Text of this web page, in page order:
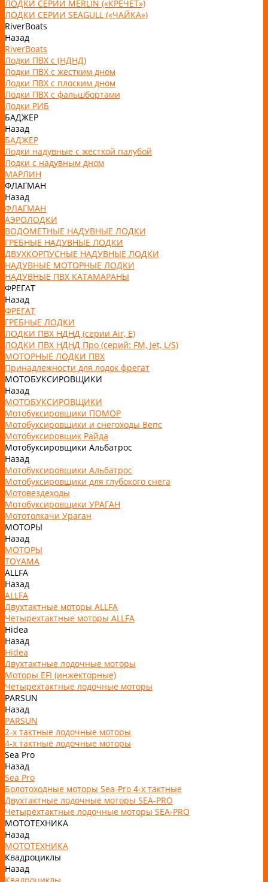
ЛОДКИ СЕРИИ MERLIN («КРЕЧЕТ»)
ЛОДКИ СЕРИИ SEAGULL («ЧАЙКА»)
RiverBoats
Назад
RiverBoats
Лодки ПВХ с (НДНД)
Лодки ПВХ с жестким дном
Лодки ПВХ с плоским дном
Лодки ПВХ с фальшбортами
Лодки РИБ
БАДЖЕР
Назад
БАДЖЕР
Лодки надувные с жесткой палубой
Лодки с надувным дном
МАРЛИН
ФЛАГМАН
Назад
ФЛАГМАН
АЭРОЛОДКИ
ВОДОМЕТНЫЕ НАДУВНЫЕ ЛОДКИ
ГРЕБНЫЕ НАДУВНЫЕ ЛОДКИ
ДВУХКОРПУСНЫЕ НАДУВНЫЕ ЛОДКИ
НАДУВНЫЕ МОТОРНЫЕ ЛОДКИ
НАДУВНЫЕ ПВХ КАТАМАРАНЫ
ФРЕГАТ
Назад
ФРЕГАТ
ГРЕБНЫЕ ЛОДКИ
ЛОДКИ ПВХ НДНД (серии Air, Е)
ЛОДКИ ПВХ НДНД Про (серий: FM, Jet, L/S)
МОТОРНЫЕ ЛОДКИ ПВХ
Принадлежности для лодок фрегат
МОТОБУКСИРОВЩИКИ
Назад
МОТОБУКСИРОВЩИКИ
Мотобуксировщики ПОМОР
Мотобуксировщики и снегоходы Вепс
Мотобуксировщик Райда
Мотобуксировщики Альбатрос
Назад
Мотобуксировщики Альбатрос
Мотобуксировщики для глубокого снега
Мотовездеходы
Мотобуксировщики УРАГАН
Мототолкачи Ураган
МОТОРЫ
Назад
МОТОРЫ
TOYAMA
ALLFA
Назад
ALLFA
Двухтактные моторы ALLFA
Четырехтактные моторы ALLFA
Hidea
Назад
Hidea
Двухтактные лодочные моторы
Моторы EFI (инжекторные)
Четырехтактные лодочные моторы
PARSUN
Назад
PARSUN
2-х тактные лодочные моторы
4-х тактные лодочные моторы
Sea Pro
Назад
Sea Pro
Болотоходные моторы Sea-Pro 4-х тактные
Двухтактные лодочные моторы SEA-PRO
Четырёхтактные лодочные моторы SEA-PRO
МОТОТЕХНИКА
Назад
МОТОТЕХНИКА
Квадроциклы
Назад